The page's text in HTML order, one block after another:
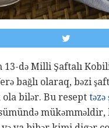
13-də Milli Şaftalı
bağlı olaraq, bəzi
bilər. Bu resept təzə